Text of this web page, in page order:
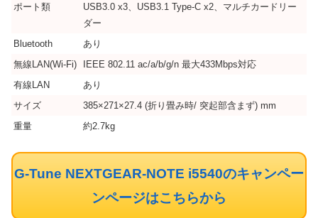
ポート類
USB3.0 x3、USB3.1 Type-C x2、マルチカードリー
ダー
Bluetooth
あり
無線LAN(Wi-Fi)
IEEE 802.11 ac/a/b/g/n 最大433Mbps対応
有線LAN
あり
サイズ
385×271×27.4 (折り畳み時/ 突起部含まず) mm
重量
約2.7kg
G-Tune NEXTGEAR-NOTE i5540のキャンペー
ンページはこちらから